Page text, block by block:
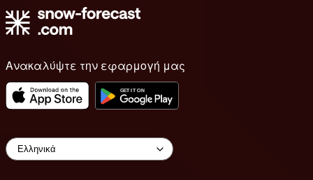
Ανακαλύψτε την εφαρμογή μας